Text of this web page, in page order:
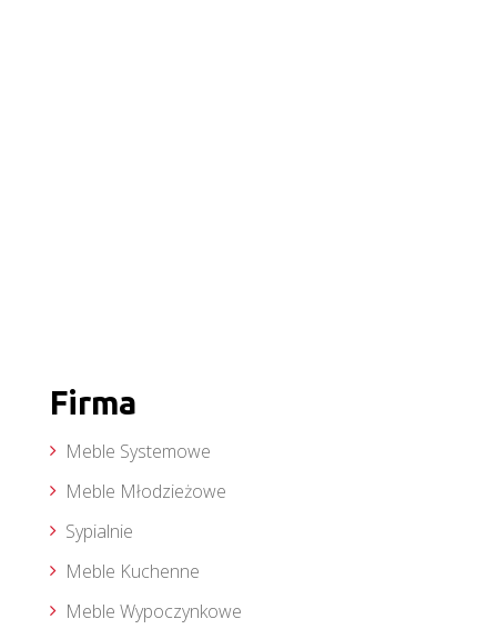
Firma
Meble Systemowe
Meble Młodzieżowe
Sypialnie
Meble Kuchenne
Meble Wypoczynkowe